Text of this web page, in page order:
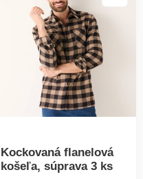
lem. Možno prať v
práčke.
Kockovaná flanelová
košeľa, súprava 3 ks